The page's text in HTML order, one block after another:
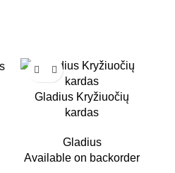
Gladius Kryžiuočių
kardas
Gladius
Available on backorder